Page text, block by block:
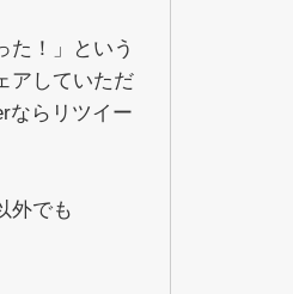
た！」という
アしていただ
ならリツイー
外でも